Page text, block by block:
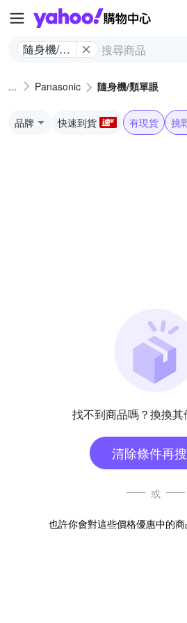
隨身機/類
Panasonic 隨身機/類單眼
品牌 快速到貨 有現貨 挑
找不到商品嗎？換換其
清除條件再
或
也許你會對這些價格優惠中的商